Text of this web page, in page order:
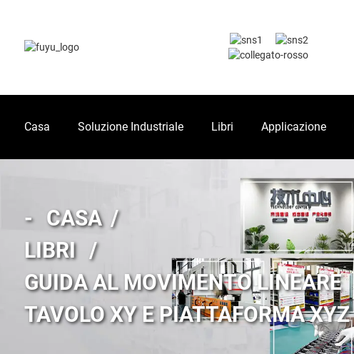
Casa Soluzione Industriale Libri Applicazione
CASA
LIBRI
GUIDA AL MOVIMENTO LINEARE
TAVOLO XY E PIATTAFORMA XYZ